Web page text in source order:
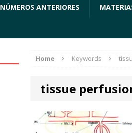
NÚMEROS ANTERIORES
Home Keywords
tissue